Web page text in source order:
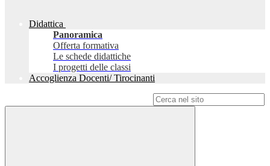
Didattica
Panoramica
Offerta formativa
Le schede didattiche
I progetti delle classi
Accoglienza Docenti/ Tirocinanti